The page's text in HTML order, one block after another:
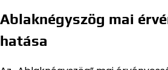
Ablaknégyszög mai
hatása